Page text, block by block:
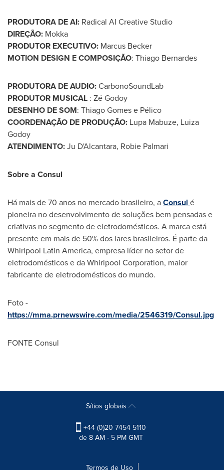
PRODUTORA DE AI: Radical AI Creative Studio
DIREÇÃO: Mokka
PRODUTOR EXECUTIVO: Marcus Becker
MOTION DESIGN E COMPOSIÇÃO: Thiago Bernardes
PRODUTORA DE AUDIO:CarbonoSoundLab
PRODUTOR MUSICAL : Zé Godoy
DESENHO DE SOM: Thiago Gomese Pélico
COORDENAÇÃO DE PRODUÇÃO: Lupa Mabuze, Luiza
Godoy
ATENDIMENTO:Ju D'Alcantara, Robie Palmari
Sobre a Consul
Há mais de 70 anos no mercado brasileiro, aConsul é
pioneira no desenvolvimento de soluções bem pensadas e
criativas no segmento de eletrodomésticos. A marca está
presente em mais de 50% dos lares brasileiros. É parte da
Whirlpool Latin America, empresa líder no setor de
eletrodomésticos e da Whirlpool Corporation, maior
fabricante de eletrodomésticos do mundo.
Foto -
https://mma.prnewswire.com/media/2546319/Consul.jpg
FONTE Consul
Sítios globais
+44 (0)20 7454 5110
de 8 AM - 5 PM GMT
Termos de Uso